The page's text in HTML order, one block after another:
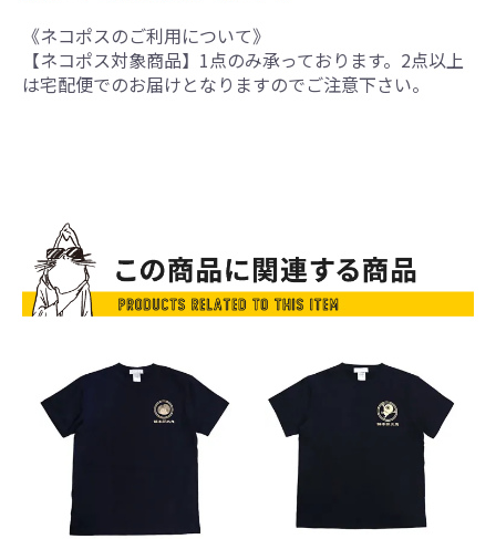
《ネコポスのご利用について》
【ネコポス対象商品】1点のみ承っております。2点以上
は宅配便でのお届けとなりますのでご注意下さい。